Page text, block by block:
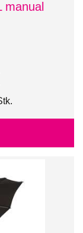
manual